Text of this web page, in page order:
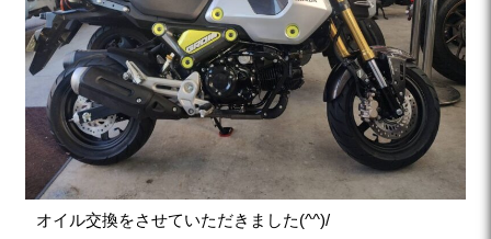
オイル交換をさせていただきました(^^)/